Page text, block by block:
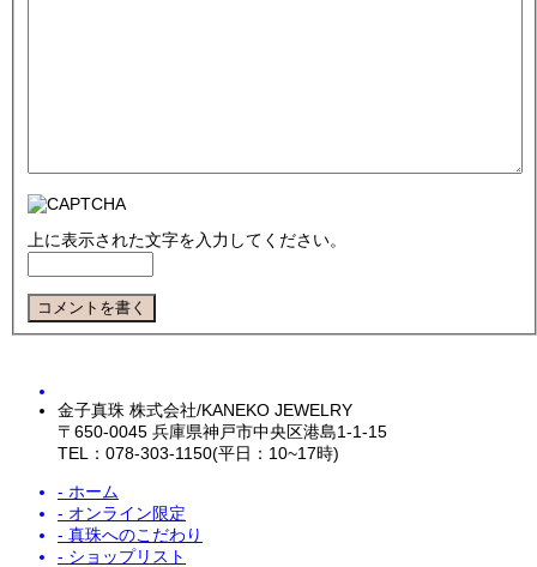
上に表示された文字を入力してください。
金子真珠 株式会社/KANEKO JEWELRY
〒650-0045 兵庫県神戸市中央区港島1-1-15
TEL：078-303-1150(平日：10~17時)
- ホーム
- オンライン限定
- 真珠へのこだわり
- ショップリスト